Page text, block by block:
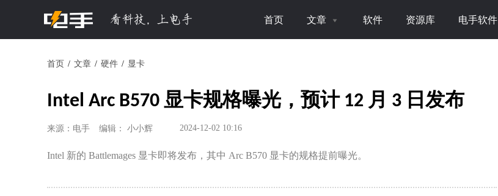
首页 文章 软件 资源库 电手软件
首页 文章 硬件 显卡
Intel Arc B570 显卡规格曝光，预计 12 月 3 日发布
来源：电手 编辑： 小小辉 2024-12-02 10:16
Intel 新的 Battlemages 显卡即将发布，其中 Arc B570 显卡的规格提前曝光。